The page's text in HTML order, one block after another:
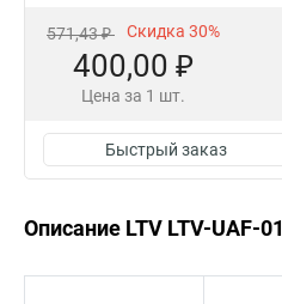
571,43 ₽ Скидка 30%
400,00 ₽
Цена за 1 шт.
Быстрый заказ
Описание LTV LTV-UAF-01